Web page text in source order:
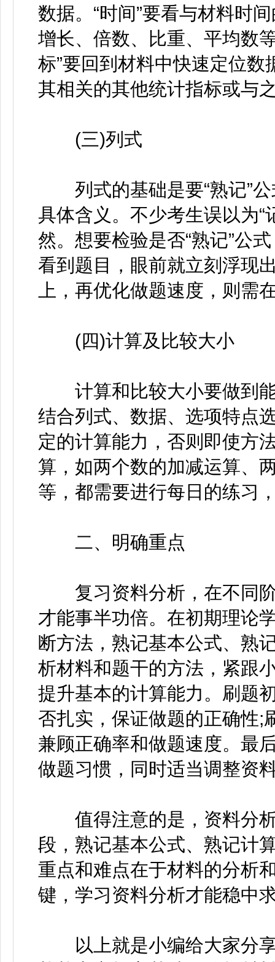
数据。“时间”要看与材料时
增长、倍数、比重、平均数
标”要回到材料中快速定位
其相关的其他统计指标或与
(三)列式
列式的基础是要“熟记”公
具体含义。不少考生误以为“
然。想要检验是否“熟记”公
看到题目，眼前就立刻浮现
上，再优化做题速度，则需
(四)计算及比较大小
计算和比较大小要做到能
结合列式、数据、选项特点
定的计算能力，否则即使方
算，如两个数的加减运算、
等，都需要进行每日的练习
二、明确重点
复习资料分析，在不同阶
才能事半功倍。在初期理论
断方法，熟记基本公式、熟
析材料和题干的方法，紧跟
提升基本的计算能力。刷题
否扎实，保证做题的正确性;
兼顾正确率和做题速度。最
做题习惯，同时适当调整资
值得注意的是，资料分析
段，熟记基本公式、熟记计
重点和难点在于材料的分析
键，学习资料分析才能稳中
以上就是小编给大家分享